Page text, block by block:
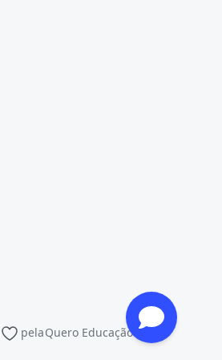
pelaQuero Educação